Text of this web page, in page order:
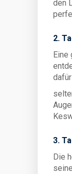
den
2.
Eine
3.
Die